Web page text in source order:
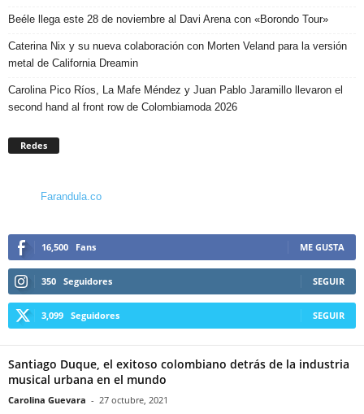
Beéle llega este 28 de noviembre al Davi Arena con «Borondo Tour»
Caterina Nix y su nueva colaboración con Morten Veland para la versión
metal de California Dreamin
Carolina Pico Ríos, La Mafe Méndez y Juan Pablo Jaramillo llevaron el
second hand al front row de Colombiamoda 2026
Redes
Farandula.co
16,500 Fans ME GUSTA
350 Seguidores SEGUIR
3,099 Seguidores SEGUIR
Santiago Duque, el exitoso colombiano detrás de la industria
musical urbana en el mundo
Carolina Guevara - 27 octubre, 2021